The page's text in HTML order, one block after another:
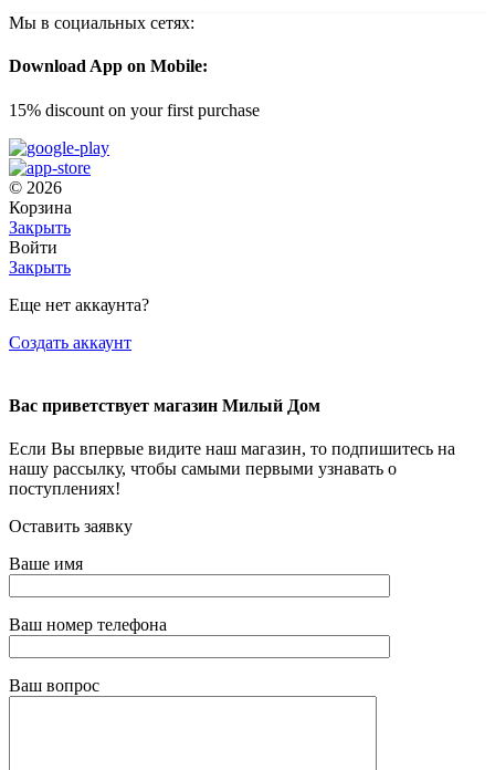
Мы в социальных сетях:
Download App on Mobile:
15% discount on your first purchase
© 2026
Корзина
Закрыть
Войти
Закрыть
Еще нет аккаунта?
Создать аккаунт
Вас приветствует магазин Милый Дом
Если Вы впервые видите наш магазин, то подпишитесь на
нашу рассылку, чтобы самыми первыми узнавать о
поступлениях!
Оставить заявку
Ваше имя
Ваш номер телефона
Ваш вопрос